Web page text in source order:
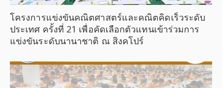
โครงการแข่งขันคณิตศาสตร์และคณิตคิดเร็วระดับ
ประเทศ ครั้งที่ 21 เพื่อคัดเลือกตัวแทนเข้าร่วมการ
แข่งขันระดับนานาชาติ ณ สิงคโปร์